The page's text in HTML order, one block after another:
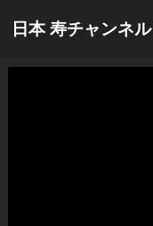
日本 寿チャンネル